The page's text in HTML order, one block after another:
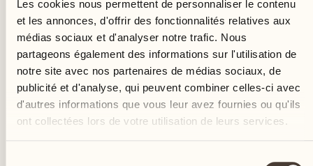
Les cookies nous permettent de personnaliser le contenu
et les annonces, d'offrir des fonctionnalités relatives aux
médias sociaux et d'analyser notre trafic. Nous
partageons également des informations sur l'utilisation de
notre site avec nos partenaires de médias sociaux, de
publicité et d'analyse, qui peuvent combiner celles-ci avec
d'autres informations que vous leur avez fournies ou qu'ils
ont collectées lors de votre utilisation de leurs services.